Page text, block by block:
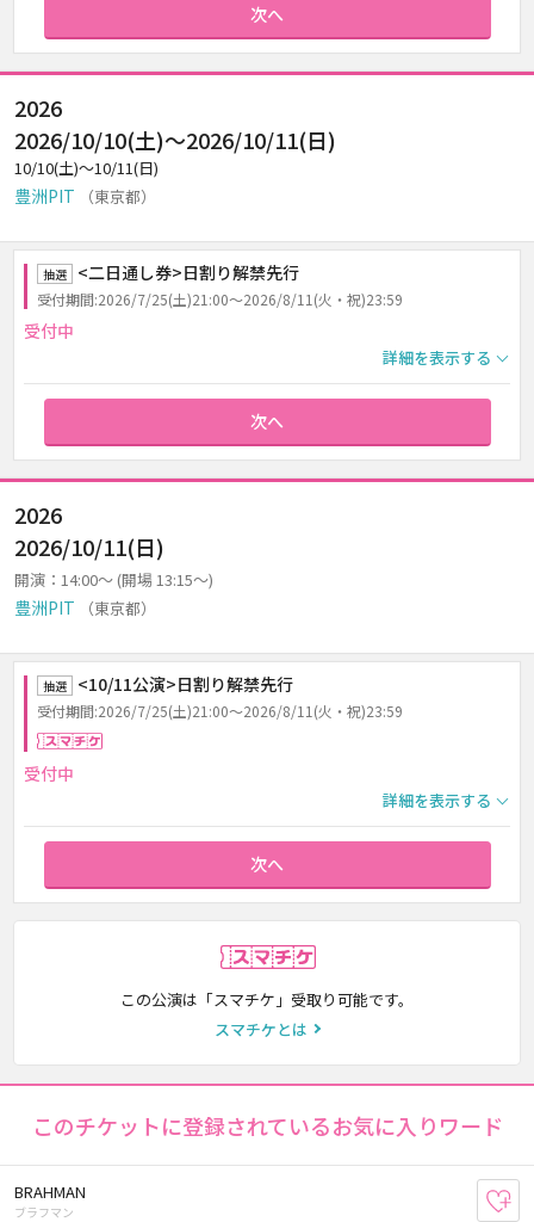
次へ
2026
2026/10/10(土)～2026/10/11(日)
10/10(土)～10/11(日)
豊洲PIT （東京都）
抽選 <二日通し券>日割り解禁先行
受付期間:2026/7/25(土)21:00～2026/8/11(火・祝)23:59
受付中
詳細を表示する
次へ
2026
2026/10/11(日)
開演：14:00～ (開場 13:15～)
豊洲PIT （東京都）
抽選 <10/11公演>日割り解禁先行
受付期間:2026/7/25(土)21:00～2026/8/11(火・祝)23:59
受付中
詳細を表示する
次へ
この公演は「スマチケ」受取り可能です。
スマチケとは
このチケットに登録されているお気に入りワード
BRAHMAN
ブラフマン